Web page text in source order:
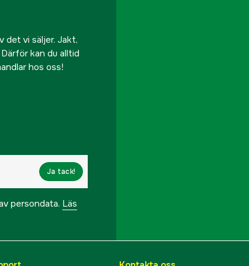
det vi säljer. Jakt,
kan du alltid
hos oss!
Ja tack!
persondata. Läs